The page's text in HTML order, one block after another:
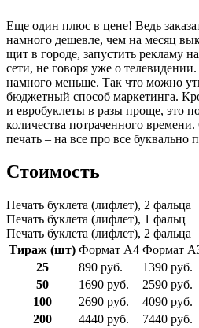
Еще один плюс в цене! Ведь
намного дешевле, чем на месяц
щит в городе, запустить рекламу
сети, не говоря уже о
намного меньше. Так что можно
бюджетный способ маркетинга.
и евробуклеты в разы проще, это
количества потраченного времени.
печать – на все про все буквально
Стоимость
Печать буклета (лифлет), 2 фальца
Печать буклета (лифлет), 1 фальц
Печать буклета (лифлет), 2 фальца
Тираж (шт) Формат А4 Формат
25
890 руб.
1390 руб.
50
1690 руб.
2590 руб.
100
2690 руб.
4090 руб.
200
4440 руб.
7440 руб.